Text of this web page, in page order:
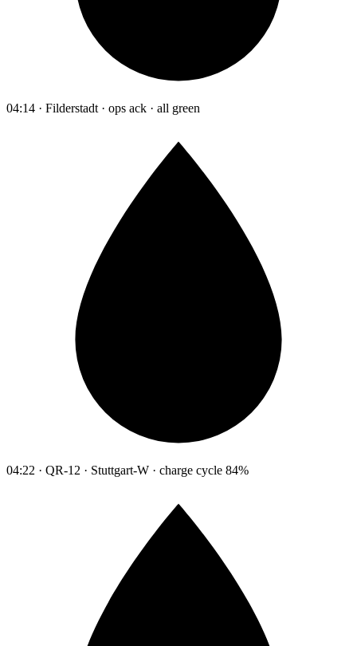
04:14 · Filderstadt · ops ack · all green
04:22 · QR-12 · Stuttgart-W · charge cycle 84%